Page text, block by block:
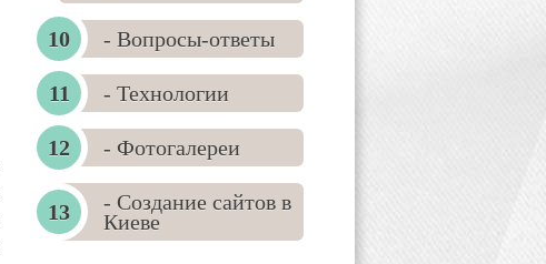
- Вопросы-ответы
- Технологии
- Фотогалереи
- Создание сайтов в
Киеве